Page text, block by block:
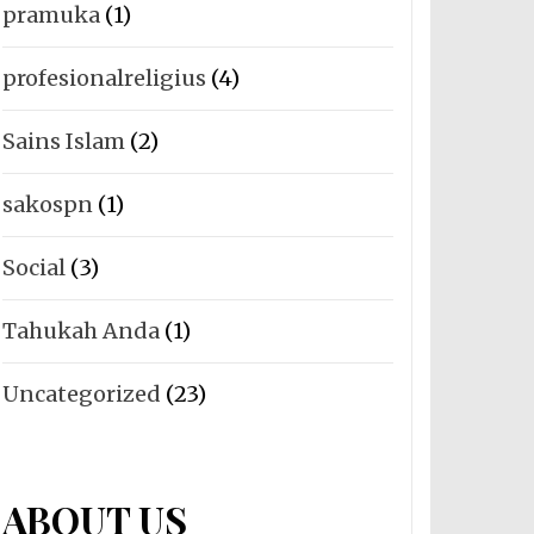
pramuka(1)
profesionalreligius (4)
Sains Islam(2)
sakospn(1)
Social(3)
Tahukah Anda(1)
Uncategorized (23)
ABOUT US